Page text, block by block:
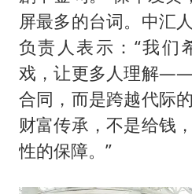
屏最多的台词。中汇
负责人表示：“我们
戏，让更多人理解
合同，而是跨越代际
财富传承，不是给钱
性的保障。”